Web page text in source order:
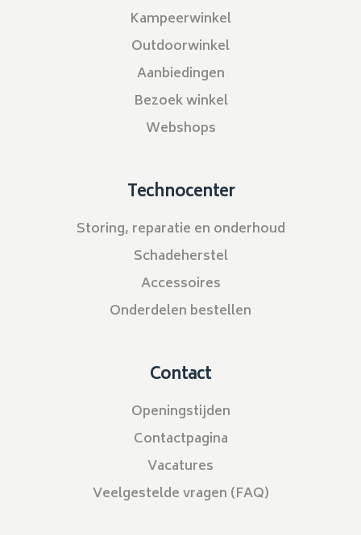
Kampeerwinkel
Outdoorwinkel
Aanbiedingen
Bezoek winkel
Webshops
Technocenter
Storing, reparatie en onderhoud
Schadeherstel
Accessoires
Onderdelen bestellen
Contact
Openingstijden
Contactpagina
Vacatures
Veelgestelde vragen (FAQ)